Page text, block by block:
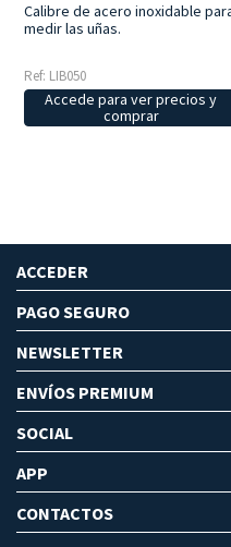
Calibre de acero inoxidable
medir las uñas.
Ref: LIB050
Accede para ver precios y
comprar
ACCEDER
PAGO SEGURO
NEWSLETTER
ENVÍOS PREMIUM
SOCIAL
APP
CONTACTOS